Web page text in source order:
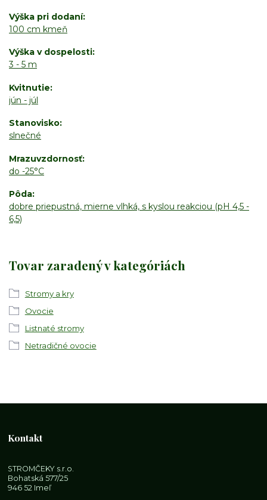
Výška pri dodaní
100 cm kmeň
Výška v dospelosti
3 - 5 m
Kvitnutie
jún - júl
Stanovisko
slnečné
Mrazuvzdornosť
do -25°C
Pôda
dobre priepustná, mierne vlhká, s kyslou reakciou (pH 4,5 -
6,5)
Tovar zaradený v kategóriách
Stromy a kry
Ovocie
Listnaté stromy
Netradičné ovocie
Kontakt
STROMČEKY s.r.o.
Bohatská 577/25
946 52 Imeľ